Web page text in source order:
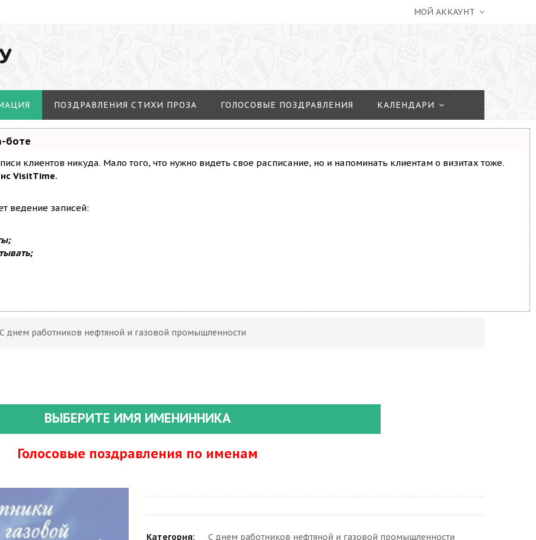
МОЙ АККАУНТ
ПОЗДРАВЛЕНИЯ СТИХИ ПРОЗА ГОЛОСОВЫЕ ПОЗДРАВЛЕНИЯ КАЛЕНДАРИ
боте
клиентов никуда. Мало того, что нужно видеть свое расписание, но и напоминать клиентам о визитах тоже.
VisitTime.
ведение записей:
днем работников нефтяной и газовой промышленности
ВЫБЕРИТЕ ИМЯ ИМЕНИННИКА
Голосовые поздравления по именам
Категория:
С днем работников нефтяной и газовой промышленности